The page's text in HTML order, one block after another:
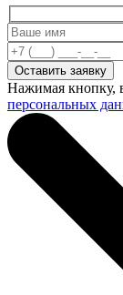
Нажимая кнопку,
персональных